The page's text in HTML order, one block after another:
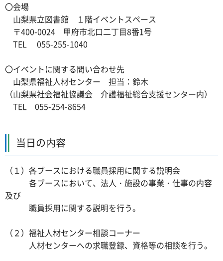
〇会場
山梨県立図書館 １階イベントスペース
〒400-0024 甲府市北口二丁目8番1号
TEL 055-255-1040
〇イベントに関する問い合わせ先
山梨県福祉人材センター 担当：鈴木
（山梨県社会福祉協議会 介護福祉総合支援センター内）
TEL 055-254-8654
当日の内容
（１）各ブースにおける職員採用に関する説明会
各ブースにおいて、法人・施設の事業・仕事の内容
及び
職員採用に関する説明を行う。
（２）福祉人材センター相談コーナー
人材センターへの求職登録、資格等の相談を行う。